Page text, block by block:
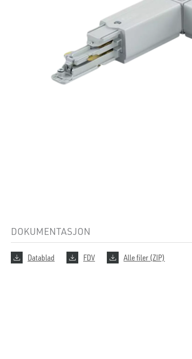
DOKUMENTASJON
Datablad FDV Alle filer (ZIP)